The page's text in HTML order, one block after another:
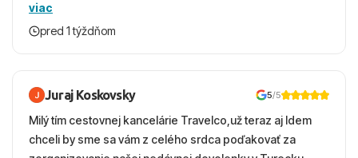
vecernych hodinach zaco sa ospravedlnujem. Hotel
krasny, cisty. Sluzby top. Strava, prostredie, more,
viac
pred 1 týždňom
Juraj Koskovsky 5/5
Milý tím cestovnej kancelárie Travelco,už teraz aj Idem
chceli by sme sa vám z celého srdca poďakovať za